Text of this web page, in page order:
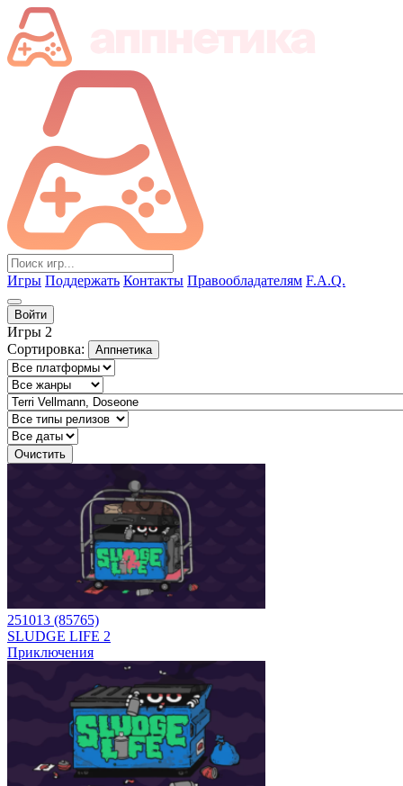
Игры Поддержать Контакты Правообладателям F.A.Q.
Войти
Игры 2
Сортировка:
Аппнетика
Очистить
251013 (85765)
SLUDGE LIFE 2
Приключения